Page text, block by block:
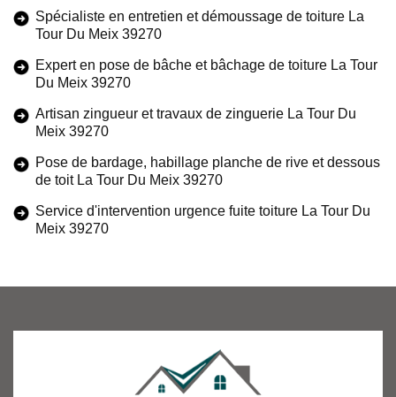
Spécialiste en entretien et démoussage de toiture La
Tour Du Meix 39270
Expert en pose de bâche et bâchage de toiture La Tour
Du Meix 39270
Artisan zingueur et travaux de zinguerie La Tour Du
Meix 39270
Pose de bardage, habillage planche de rive et dessous
de toit La Tour Du Meix 39270
Service d'intervention urgence fuite toiture La Tour Du
Meix 39270